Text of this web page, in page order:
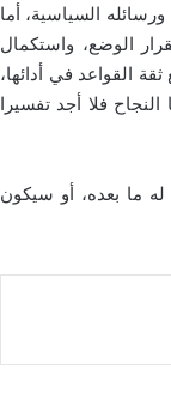
السياسية، أما
الوضع، واستكمال
القواعد في أدائها،
فلا أجد تفسيرا
له ما بعده، أو سيكون